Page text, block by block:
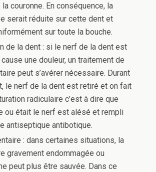
la couronne. En conséquence, la
serait réduite sur cette dent et
sur toute la bouche.
de la dent : si le nerf de la dent est
une douleur, un traitement de
peut s’avérer nécessaire. Durant
le nerf de la dent est retiré et on fait
radiculaire c’est à dire que
ou était le nerf est alésé et rempli
antiseptique antibotique.
: dans certaines situations, la
gravement endommagée ou
peut plus être sauvée. Dans ce